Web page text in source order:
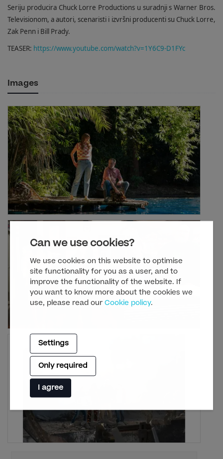
Can we use cookies?
We use cookies on this website to optimise
site functionality for you as a user, and to
improve the functionality of the website. If
you want to know more about the cookies we
use, please read our Cookie policy.
Settings
Only required
I agree
Seriju producira Chuck Lorre Productions u suradnji s Warner Bros.
Televisionom, a autori, scenaristi i izvršni producenti su Chuck Lorre,
Zak Penn i Bill Prady.
TEASER: https://www.youtube.com/watch?v=1Y6C9-D1FYc
Images